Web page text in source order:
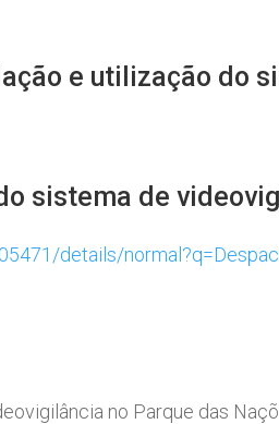
e utilização do
sistema de
details/
no Parque das